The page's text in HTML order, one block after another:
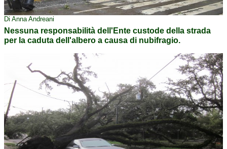
Di Anna Andreani
Nessuna responsabilità dell'Ente custode della strada
per la caduta dell'albero a causa di nubifragio.